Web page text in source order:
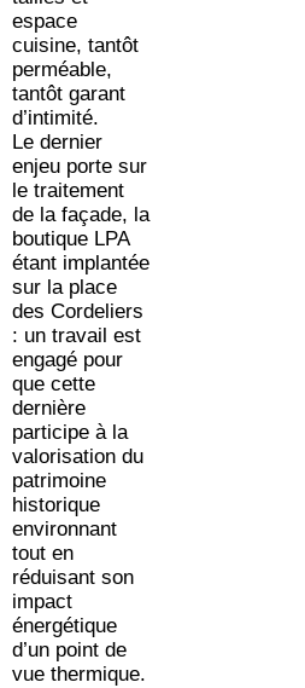
espace
cuisine, tantôt
perméable,
tantôt garant
d’intimité.
Le dernier
enjeu porte sur
le traitement
de la façade, la
boutique LPA
étant implantée
sur la place
des Cordeliers
: un travail est
engagé pour
que cette
dernière
participe à la
valorisation du
patrimoine
historique
environnant
tout en
réduisant son
impact
énergétique
d’un point de
vue thermique.